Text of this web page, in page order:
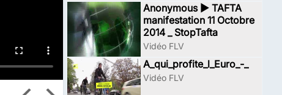
Anonymous ► TAFTA
manifestation 11 Octobre
2014 _ StopTafta
Vidéo FLV
A_qui_profite_l_Euro_-_
Vidéo FLV